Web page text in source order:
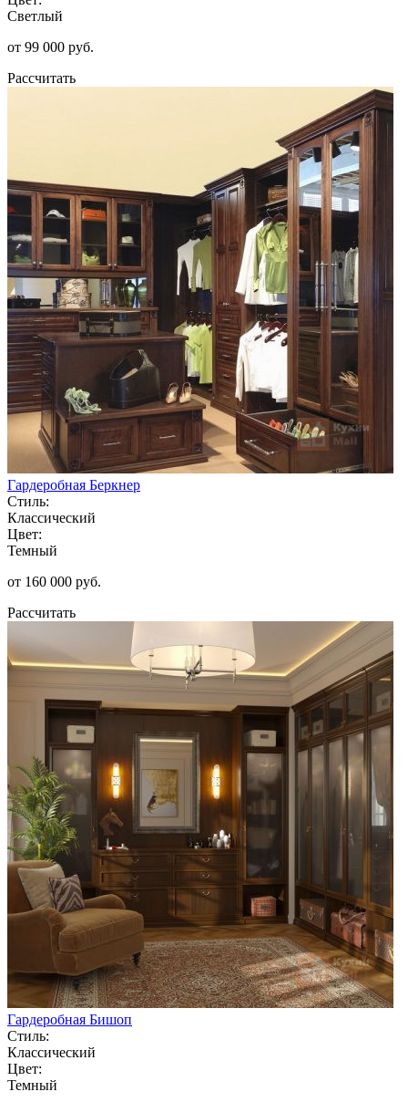
Светлый
от 99 000 руб.
Рассчитать
Гардеробная Беркнер
Стиль:
Классический
Цвет:
Темный
от 160 000 руб.
Рассчитать
Гардеробная Бишоп
Стиль:
Классический
Цвет:
Темный